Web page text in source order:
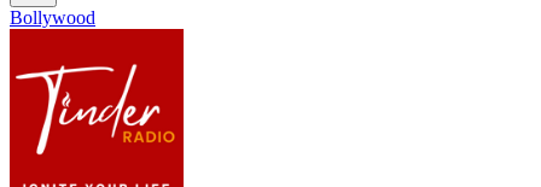
Bollywood